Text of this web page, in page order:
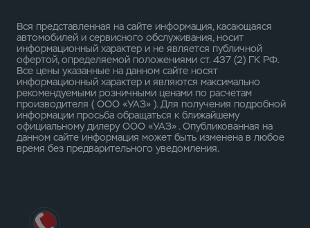
Вся представленная на сайте информация, касающаяся
автомобилей и сервисного обслуживания, носит
информационный характер и не является публичной
офертой, определяемой положениями ст. 437 (2) ГК РФ.
Все цены указанные на данном сайте носят
информационный характер и являются максимально
рекомендуемыми розничными ценами по расчетам
производителя ( ООО «УАЗ» ). Для получения подробной
информации просьба обращаться к ближайшему
официальному дилеру ООО «УАЗ» . Опубликованная на
данном сайте информация может быть изменена в любое
время без предварительного уведомления.